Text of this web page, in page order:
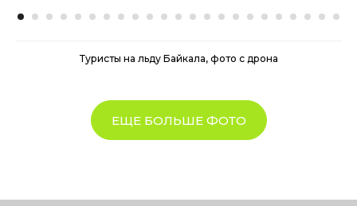
Туристы на льду Байкала, фото с дрона
ЕЩЕ БОЛЬШЕ ФОТО